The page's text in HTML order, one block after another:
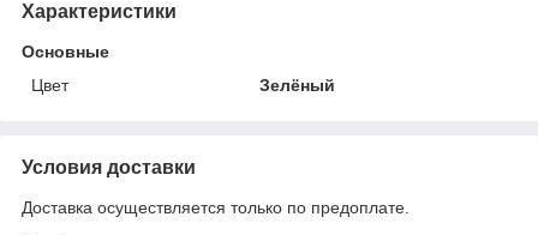
Характеристики
Основные
Цвет
Зелёный
Условия доставки
Доставка осуществляется только по предоплате.